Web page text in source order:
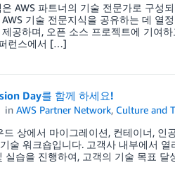
AWS 파트너의 기술 전문가로 구성
기술 전문지식을 공유하는 데 열
공하며, 오픈 소스 프로젝트에 기여
런스에서 […]
Day를 함께 하세요!
inAWS Partner Network, Culture and
상에서 마이그레이션, 컨테이너,
술 워크숍입니다. 고객사 내부에서
실습을 진행하여, 고객의 기술 목표